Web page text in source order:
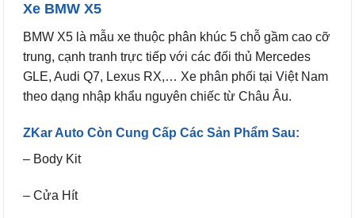
Xe BMW X5
BMW X5 là mẫu xe thuộc phân khúc 5 chỗ gầm cao cỡ
trung, cạnh tranh trực tiếp với các đối thủ Mercedes
GLE, Audi Q7, Lexus RX,… Xe phân phối tại Việt Nam
theo dạng nhập khẩu nguyên chiếc từ Châu Âu.
ZKar Auto Còn Cung Cấp Các Sản Phẩm Sau:
– Body Kit
– Cửa Hít